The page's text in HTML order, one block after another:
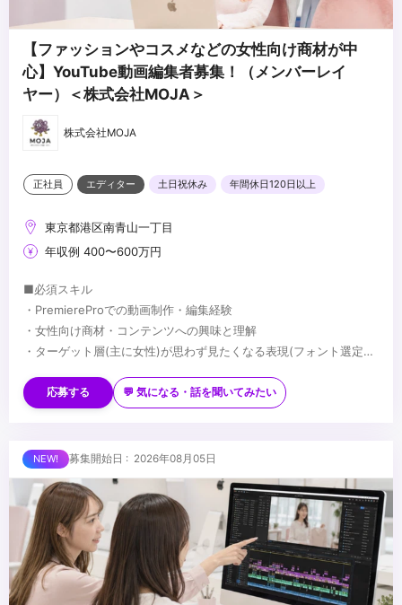
【ファッションやコスメなどの女性向け商材が中
心】YouTube動画編集者募集！（メンバーレイ
ヤー）＜株式会社MOJA＞
株式会社MOJA
正社員 エディター 土日祝休み 年間休日120日以上
東京都港区南青山一丁目
年収例 400〜600万円
■必須スキル
・PremiereProでの動画制作・編集経験
・女性向け商材・コンテンツへの興味と理解
・ターゲット層(主に女性)が思わず見たくなる表現(フォント選定・
※応募時は、ポートフォリオor制作物のURLのご提出をお願いしま
す
外とさせていただきます
・PhotoshopやIllustratorを用いたデザイン経験がある方
・AfterEffectsの使用経験がある方
■求める人物像
・制作する動画のクオリティに妥協しない方
・自ら仕事を取りに行き、プロフェッショナルとして成長する意欲
のある方
・責任感のある方
・周りのメンバーと協調・協業ができる方
...
応募する 💬 気になる・話を聞いてみたい
募集開始日 : 2026年08月05日